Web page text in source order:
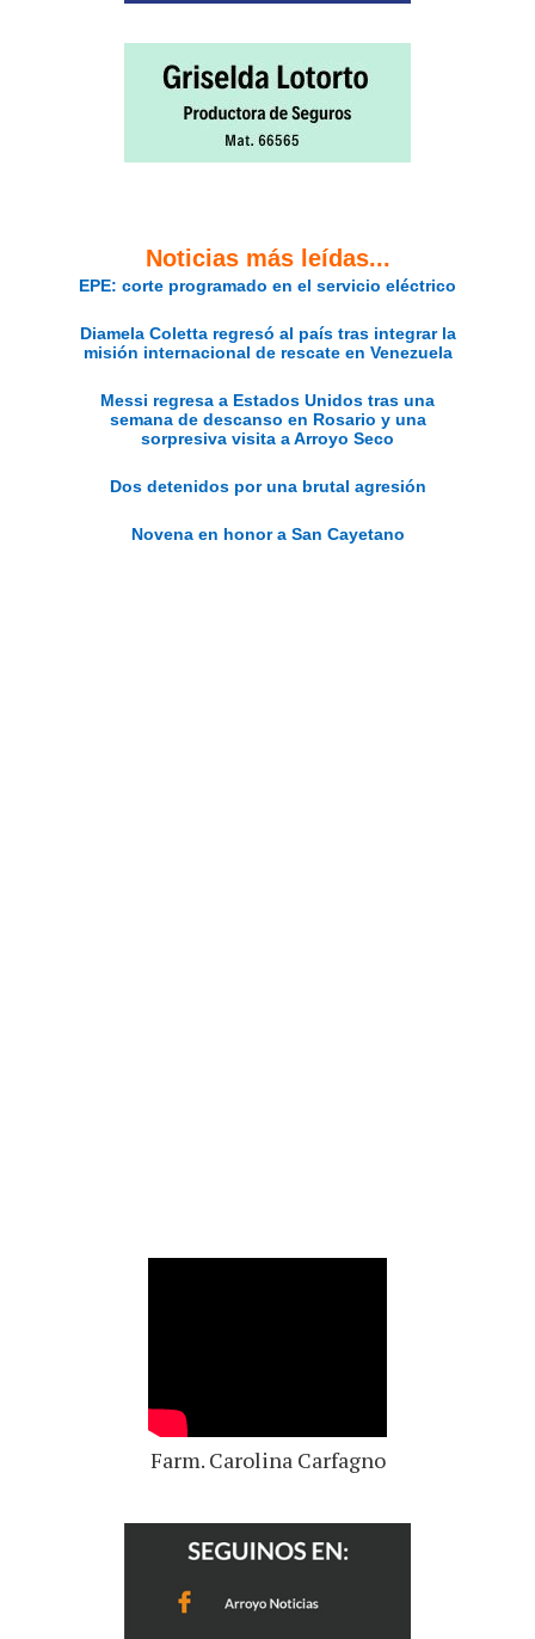
Noticias más leídas...
EPE: corte programado en el servicio eléctrico
Diamela Coletta regresó al país tras integrar la
misión internacional de rescate en Venezuela
Messi regresa a Estados Unidos tras una
semana de descanso en Rosario y una
sorpresiva visita a Arroyo Seco
Dos detenidos por una brutal agresión
Novena en honor a San Cayetano
Farm. Carolina Carfagno